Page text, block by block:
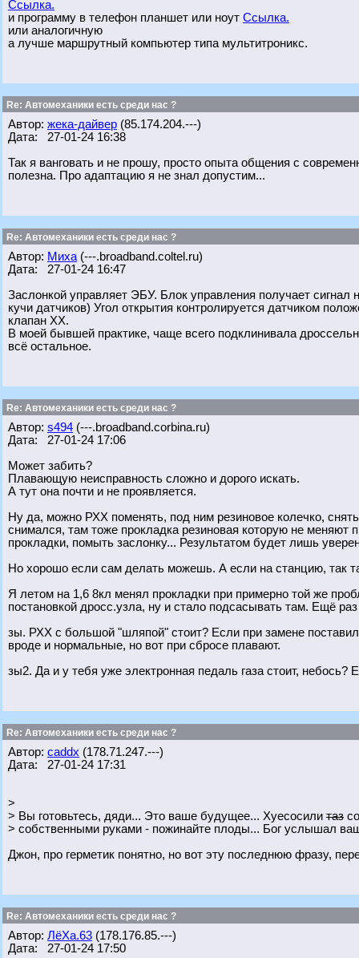
Ссылка.
и программу в телефон планшет или ноут Ссылка.
или аналогичную
а лучше маршрутный компьютер типа мультитроникс.
Re: Автомеханики есть среди нас ?
Автор: жека-дайвер (85.174.204.---)
Дата: 27-01-24 16:38
Так я ванговать и не прошу, просто опыта общения с
полезна. Про адаптацию я не знал допустим...
Re: Автомеханики есть среди нас ?
Автор: Миха (---.broadband.coltel.ru)
Дата: 27-01-24 16:47
Заслонкой управляет ЭБУ. Блок управления получает сигнал
кучи датчиков) Угол открытия контролируется датчиком
клапан ХХ.
В моей бывшей практике, чаще всего подклинивала
всё остальное.
Re: Автомеханики есть среди нас ?
Автор: s494 (---.broadband.corbina.ru)
Дата: 27-01-24 17:06
Может забить?
Плавающую неисправность сложно и дорого искать.
А тут она почти и не проявляется.
Ну да, можно РХХ поменять, под ним резиновое колечко,
снимался, там тоже прокладка резиновая которую не
прокладки, помыть заслонку... Результатом будет лишь
Но хорошо если сам делать можешь. А если на станцию, так
Я летом на 1,6 8кл менял прокладки при примерно той же
постановкой дросс.узла, ну и стало подсасывать там. Ещё
зы. РХХ с большой "шляпой" стоит? Если при замене
вроде и нормальные, но вот при сбросе плавают.
зы2. Да и у тебя уже электронная педаль газа стоит,
Re: Автомеханики есть среди нас ?
Автор: caddx (178.71.247.---)
Дата: 27-01-24 17:31
>
> Вы готовьтесь, дяди... Это ваше будущее... Хуесосили таз
> собственными руками - пожинайте плоды... Бог услышал
Джон, про герметик понятно, но вот эту последнюю фразу,
Re: Автомеханики есть среди нас ?
Автор: ЛёХа.63 (178.176.85.---)
Дата: 27-01-24 17:50